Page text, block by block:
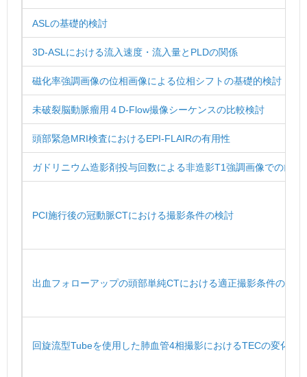
ASLの基礎的検討
3D-ASLにおける流入速度・流入量とPLDの関係
磁化率強調画像の位相画像による位相シフトの基礎的検討
未破裂脳動脈瘤用４D-Flow撮像シーケンスの比較検討
頭部緊急MRI検査におけるEPI-FLAIRの有用性
ガドリニウム造影剤投与回数による非造影T1強調画像での歯状
PCI施行後の冠動脈CTにおける撮影条件の検討
出血フォローアップの頭部単純CTにおける適正撮影条件の検討
回旋流型Tubeを使用した肺血管4相撮影におけるTECの変化-